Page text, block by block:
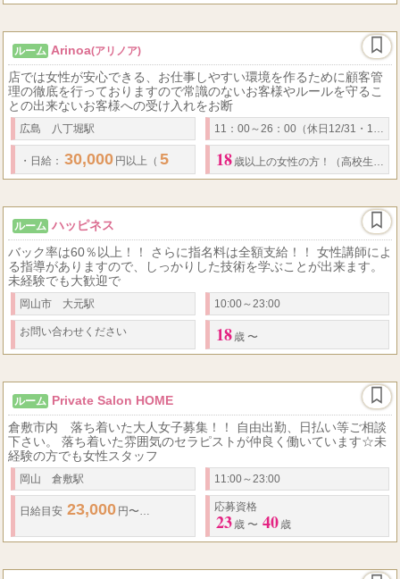
ルーム Arinoa(アリノア)
店では女性が安心できる、お仕事しやすい環境を作るために顧客管
理の徹底を行っておりますので常識のないお客様やルールを守るこ
との出来ないお客様への受け入れをお断
広島 八丁堀駅
・ 日給 ： 30,000 円以上（ 5 入店10 日間はバック率 100 ％！
18 歳以上の女性の方！（高校生不可）
ルーム ハッピネス
バック率は60％以上！！ さらに指名料は全額支給！！ 女性講師によ
る指導がありますので、しっかりした技術を学ぶことが出来ます。
未経験でも大歓迎で
岡山市 大元駅 10:00～23:00
お問い合わせください 18 歳 〜
ルーム Private Salon HOME
倉敷市内 落ち着いた大人女子募集！！ 自由出勤、日払い等ご相談
下さい。 落ち着いた雰囲気のセラピストが仲良く働いています☆未
経験の方でも女性スタッフ
岡山 倉敷駅 11:00～23:00
日給目安 23,000 円〜 ★日払いOK
応募資格
23 歳 〜 40 歳